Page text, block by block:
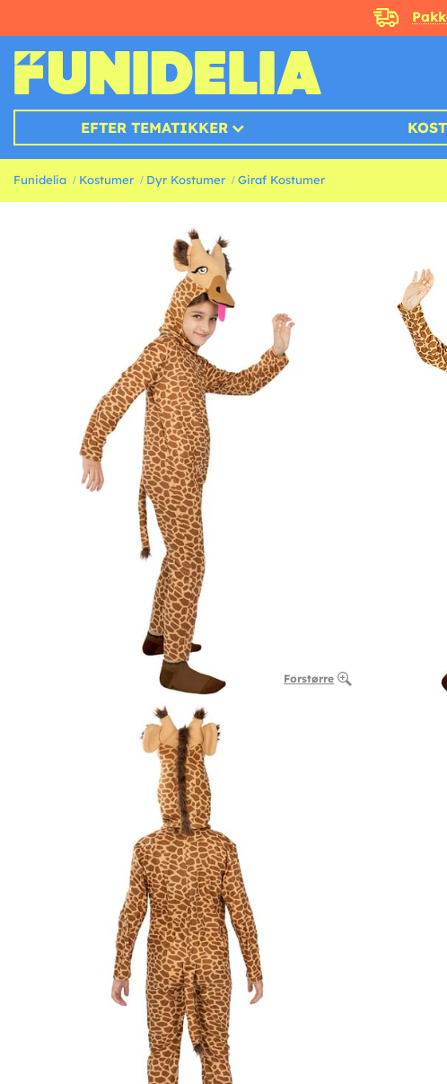
EFTER TEMATIKKER
Funidelia Kostumer Dyr Kostumer Giraf Kostumer
Forstørre